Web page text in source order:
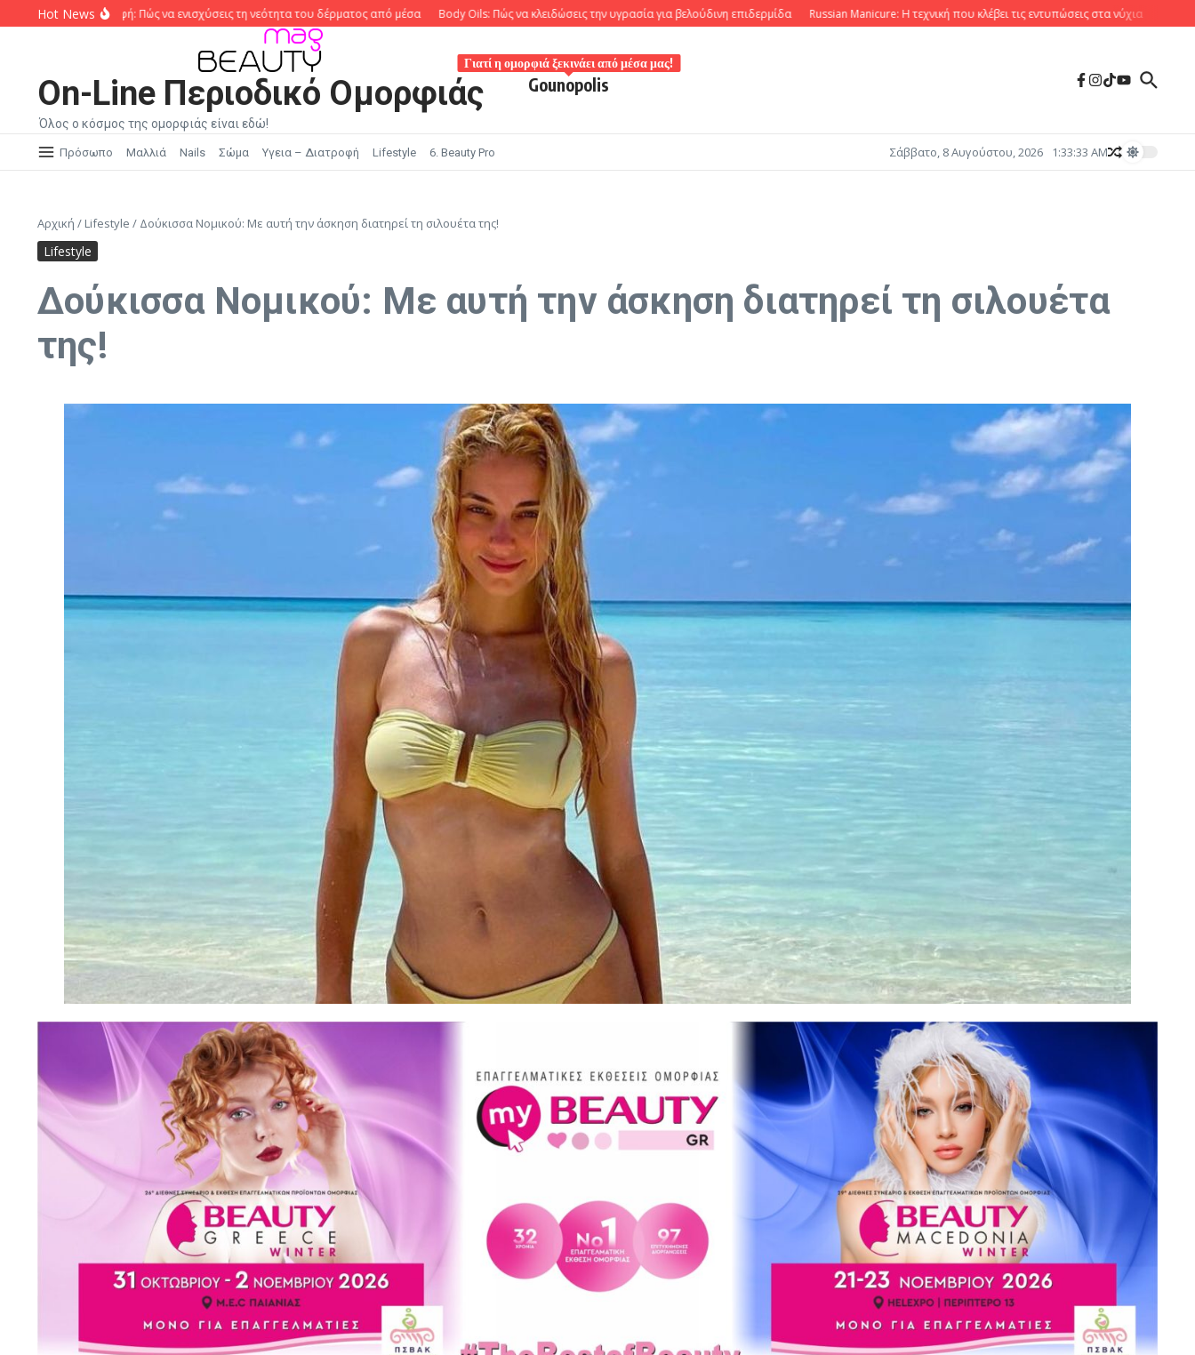
Μετάβαση στο περιεχόμενο
Hot News
και διατροφή: Πώς να ενισχύσεις τη νεότητα του δέρματος από μέσα Body Oils: Πώς να κλειδώσεις την υγρασία για βελούδινη επιδερμίδα Russian Manicure: Η τεχνική που κλέβει τις εντυπώσεις στα νύχια Scalp Care: Η
On-Line Περιοδικό Ομορφιάς
Όλος ο κόσμος της ομορφιάς είναι εδώ!
Gounopolis
Γιατί η ομορφιά ξεκινάει από μέσα μας!
Πρόσωπο Μαλλιά Nails Σώμα Υγεια – Διατροφή Lifestyle 6. Beauty Pro Σάββατο, 8 Αυγούστου, 2026 1:33:35 AM
Αρχική / Lifestyle / Δούκισσα Νομικού: Με αυτή την άσκηση διατηρεί τη σιλουέτα της!
Lifestyle
Δούκισσα Νομικού: Με αυτή την άσκηση διατηρεί τη σιλουέτα
της!